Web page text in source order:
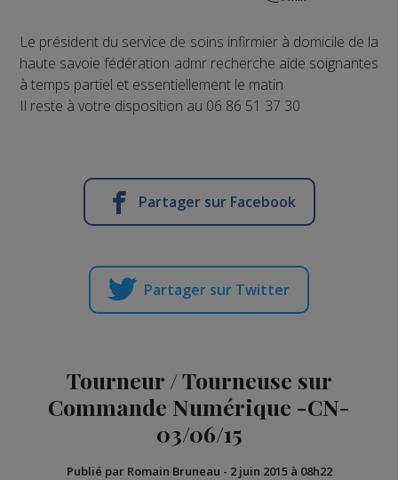
Le président du service de soins infirmier à domicile de la
haute savoie fédération admr recherche aide soignantes
à temps partiel et essentiellement le matin
Il reste à votre disposition au 06 86 51 37 30
Partager sur Facebook
Partager sur Twitter
Tourneur / Tourneuse sur
Commande Numérique -CN-
03/06/15
Publié par Romain Bruneau - 2 juin 2015 à 08h22